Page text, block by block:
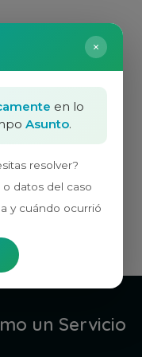
×
en lo
Asunto.
resolver?
o datos del caso
y cuándo ocurrió
un Servicio